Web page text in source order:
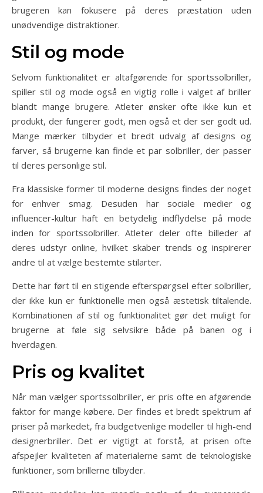
brugeren kan fokusere på deres præstation uden
unødvendige distraktioner.
Stil og mode
Selvom funktionalitet er altafgørende for sportssolbriller,
spiller stil og mode også en vigtig rolle i valget af briller
blandt mange brugere. Atleter ønsker ofte ikke kun et
produkt, der fungerer godt, men også et der ser godt ud.
Mange mærker tilbyder et bredt udvalg af designs og
farver, så brugerne kan finde et par solbriller, der passer
til deres personlige stil.
Fra klassiske former til moderne designs findes der noget
for enhver smag. Desuden har sociale medier og
influencer-kultur haft en betydelig indflydelse på mode
inden for sportssolbriller. Atleter deler ofte billeder af
deres udstyr online, hvilket skaber trends og inspirerer
andre til at vælge bestemte stilarter.
Dette har ført til en stigende efterspørgsel efter solbriller,
der ikke kun er funktionelle men også æstetisk tiltalende.
Kombinationen af stil og funktionalitet gør det muligt for
brugerne at føle sig selvsikre både på banen og i
hverdagen.
Pris og kvalitet
Når man vælger sportssolbriller, er pris ofte en afgørende
faktor for mange købere. Der findes et bredt spektrum af
priser på markedet, fra budgetvenlige modeller til high-end
designerbriller. Det er vigtigt at forstå, at prisen ofte
afspejler kvaliteten af materialerne samt de teknologiske
funktioner, som brillerne tilbyder.